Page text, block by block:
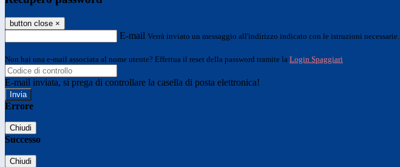
button close ×
E-mail Verrà inviato un messaggio all'indirizzo indicato con le istruzioni necessarie.
Non hai una e-mail associata al nome utente? Effettua il reset della password tramite la Login Spaggiari
E-mail inviata, si prega di controllare la casella di posta elettronica!
Errore
Chiudi
Successo
Chiudi